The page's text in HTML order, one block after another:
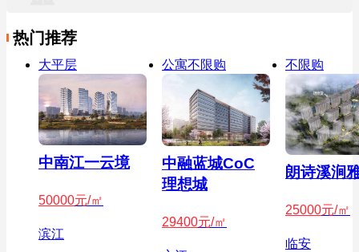
热门推荐
大平层
中南江一云境
50000元/㎡
滨江
公寓不限购
中融蓝城CoC
理想城
29400元/㎡
不限购
朗诗溪涧
25000元/㎡
临安